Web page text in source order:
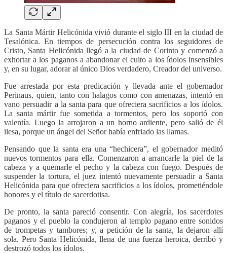
La Santa Mártir Helicónida vivió durante el siglo III en la ciudad de
Tesalónica. En tiempos de persecución contra los seguidores de
Cristo, Santa Helicónida llegó a la ciudad de Corinto y comenzó a
exhortar a los paganos a abandonar el culto a los ídolos insensibles
y, en su lugar, adorar al único Dios verdadero, Creador del universo.
Fue arrestada por esta predicación y llevada ante el gobernador
Perinaus, quien, tanto con halagos como con amenazas, intentó en
vano persuadir a la santa para que ofreciera sacrificios a los ídolos.
La santa mártir fue sometida a tormentos, pero los soportó con
valentía. Luego la arrojaron a un horno ardiente, pero salió de él
ilesa, porque un ángel del Señor había enfriado las llamas.
Pensando que la santa era una “hechicera”, el gobernador meditó
nuevos tormentos para ella. Comenzaron a arrancarle la piel de la
cabeza y a quemarle el pecho y la cabeza con fuego. Después de
suspender la tortura, el juez intentó nuevamente persuadir a Santa
Helicónida para que ofreciera sacrificios a los ídolos, prometiéndole
honores y el título de sacerdotisa.
De pronto, la santa pareció consentir. Con alegría, los sacerdotes
paganos y el pueblo la condujeron al templo pagano entre sonidos
de trompetas y tambores; y, a petición de la santa, la dejaron allí
sola. Pero Santa Helicónida, llena de una fuerza heroica, derribó y
destrozó todos los ídolos.